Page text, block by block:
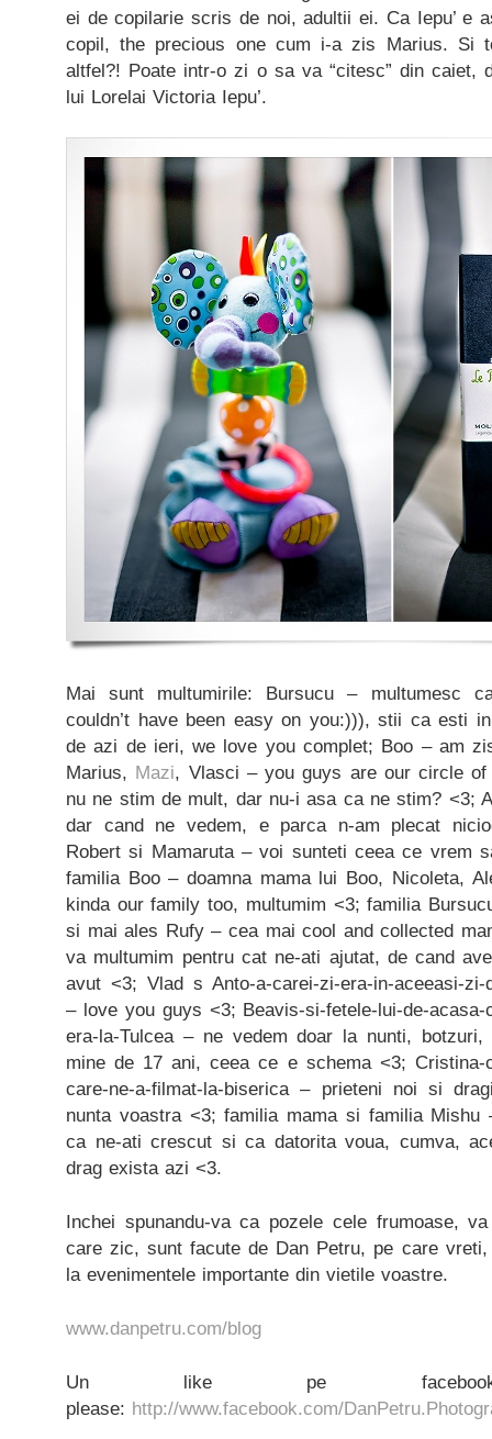
ei de copilarie scris de noi, adultii ei. Ca Iepu’ e
copil, the precious one cum i-a zis Marius. Si
altfel?! Poate intr-o zi o sa va “citesc” din caiet,
lui Lorelai Victoria Iepu’.
Mai sunt multumirile: Bursucu – multumesc
couldn’t have been easy on you:))), stii ca esti
de azi de ieri, we love you complet; Boo – am
Marius, Mazi, Vlasci – you guys are our circle
nu ne stim de mult, dar nu-i asa ca ne stim? <3;
dar cand ne vedem, e parca n-am plecat
Robert si Mamaruta – voi sunteti ceea ce vrem
familia Boo – doamna mama lui Boo, Nicoleta,
kinda our family too, multumim <3; familia
si mai ales Rufy – cea mai cool and collected
va multumim pentru cat ne-ati ajutat, de cand
avut <3; Vlad s Anto-a-carei-zi-era-in-aceeasi-zi-
– love you guys <3; Beavis-si-fetele-lui-de-
era-la-Tulcea – ne vedem doar la nunti,
mine de 17 ani, ceea ce e schema <3; Cristina-
care-ne-a-filmat-la-biserica – prieteni noi si
nunta voastra <3; familia mama si familia
ca ne-ati crescut si ca datorita voua, cumva,
drag exista azi <3.
Inchei spunandu-va ca pozele cele frumoase,
care zic, sunt facute de Dan Petru, pe care
la evenimentele importante din vietile voastre.
www.danpetru.com/blog
Un like pe
please: http://www.facebook.com/